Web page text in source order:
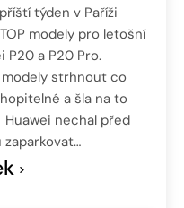
týden v Paříži
modely pro letošní
P20 a P20 Pro.
strhnout co
a šla na to
nechal před
zaparkovat…